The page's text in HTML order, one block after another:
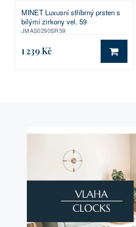
MINET Luxusní stříbrný prsten s
bílými zirkony vel. 59
JMAS0290SR59
1 239 Kč DO